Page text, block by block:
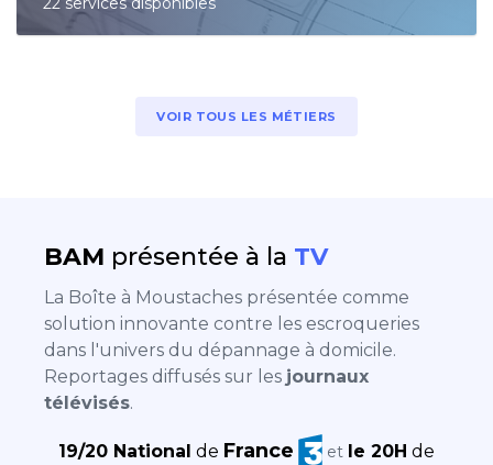
VOIR TOUS LES MÉTIERS
BAM présentée à la TV
La Boîte à Moustaches présentée comme
solution innovante contre les escroqueries
dans l'univers du dépannage à domicile.
Reportages diffusés sur les journaux
télévisés.
19/20 National de France et le 20H de